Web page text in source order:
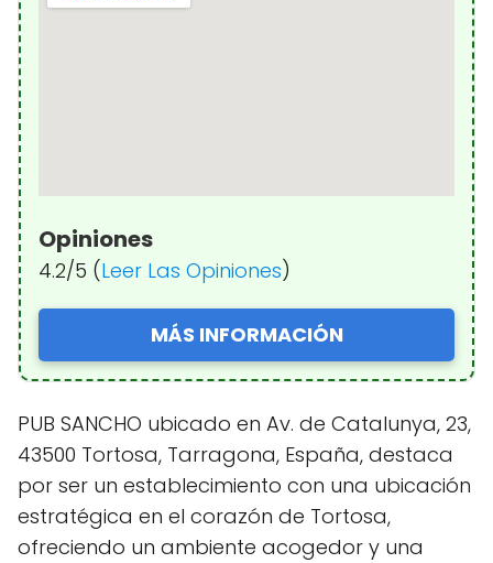
Opiniones
4.2/5 (Leer Las Opiniones)
MÁS INFORMACIÓN
PUB SANCHO ubicado en Av. de Catalunya, 23,
43500 Tortosa, Tarragona, España, destaca
por ser un establecimiento con una ubicación
estratégica en el corazón de Tortosa,
ofreciendo un ambiente acogedor y una